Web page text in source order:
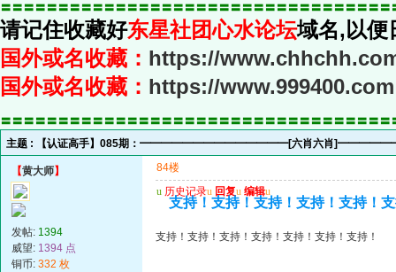
〓〓〓〓〓〓〓〓〓〓〓〓〓〓〓〓〓〓〓〓〓〓〓〓〓〓〓〓〓〓〓〓〓〓
请记住收藏好东星社团心水论坛域名,以便
国外或名收藏： https://
国外或名收藏： https://www.999400.com
〓〓〓〓〓〓〓〓〓〓〓〓〓〓〓〓〓〓〓〓〓〓〓〓〓〓〓〓〓〓〓〓〓〓
主题 : 【认证高手】085期：━━━━━━━━━━━━━━[六肖六肖
【黄大师】
发帖: 1394
威望: 1394 点
铜币: 332 枚
84楼
u 历史记录u 回复u 编辑u
支持！支持！支持！支持！支持！
支持！支持！支持！支持！支持！支持！支持！